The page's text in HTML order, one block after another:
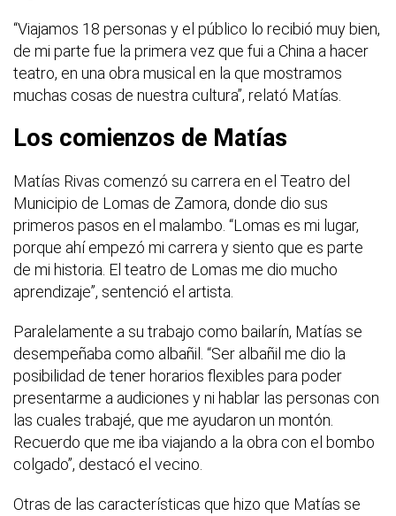
“Viajamos 18 personas y el público lo recibió muy bien,
de mi parte fue la primera vez que fui a China a hacer
teatro, en una obra musical en la que mostramos
muchas cosas de nuestra cultura”, relató Matías.
Los comienzos de Matías
Matías Rivas comenzó su carrera en el Teatro del
Municipio de Lomas de Zamora, donde dio sus
primeros pasos en el malambo. “Lomas es mi lugar,
porque ahí empezó mi carrera y siento que es parte
de mi historia. El teatro de Lomas me dio mucho
aprendizaje”, sentenció el artista.
Paralelamente a su trabajo como bailarín, Matías se
desempeñaba como albañil. “Ser albañil me dio la
posibilidad de tener horarios flexibles para poder
presentarme a audiciones y ni hablar las personas con
las cuales trabajé, que me ayudaron un montón.
Recuerdo que me iba viajando a la obra con el bombo
colgado”, destacó el vecino.
Otras de las características que hizo que Matías se